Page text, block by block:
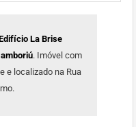
La Brise
. Imóvel com
e localizado na Rua